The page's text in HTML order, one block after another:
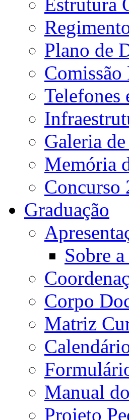
Plano de
Telefones
Galeria
Memória
Concurso
Graduação
Sobre
Corpo
Matriz
Manual
Projeto